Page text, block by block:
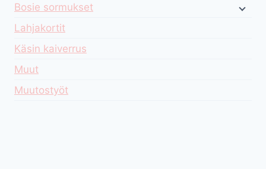
Bosie sormukset
Lahjakortit
Käsin kaiverrus
Muut
Muutostyöt